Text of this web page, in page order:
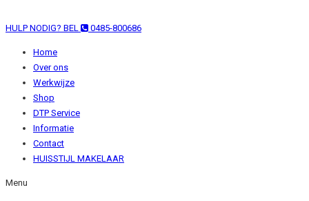
HULP NODIG? BEL 0485-800686
Home
Over ons
Werkwijze
Shop
DTP Service
Informatie
Contact
HUISSTIJL MAKELAAR
Menu